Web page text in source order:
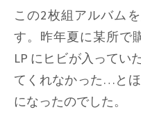
この2枚組アルバム
す。昨年夏に某所で
LP にヒビが入ってい
てくれなかった…と
になったのでした。